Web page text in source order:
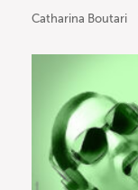
Catharina Boutari